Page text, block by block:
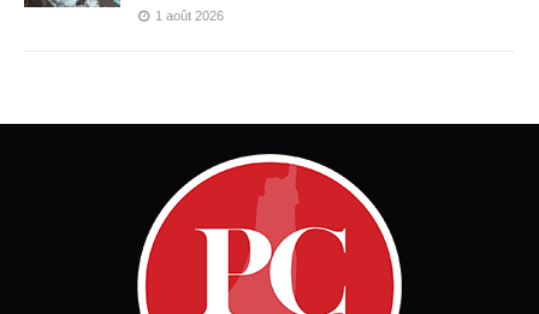
1 août 2026